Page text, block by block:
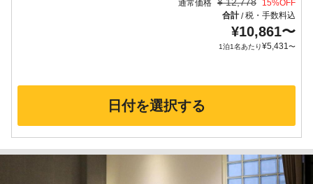
通常価格
15%OFF
合計/税・手数料込
¥10,861〜
1泊1名あたり¥5,431〜
日付を選択する